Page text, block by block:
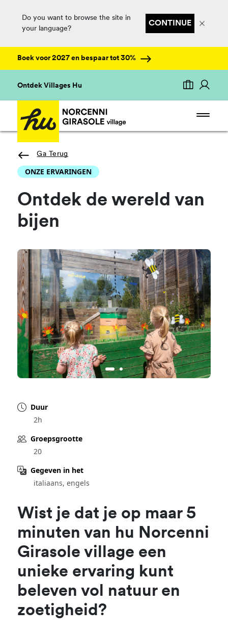
Do you want to browse the site in
your language?
CONTINUE
Boek voor 2027 en bespaar tot 30%
Ontdek Villages Hu
Ga Terug
ONZE ERVARINGEN
Ontdek de wereld van
bijen
Duur
2h
Groepsgrootte
20
Gegeven in het
italiaans, engels
Wist je dat je op maar 5
minuten van hu Norcenni
Girasole village een
unieke ervaring kunt
beleven vol natuur en
zoetigheid?